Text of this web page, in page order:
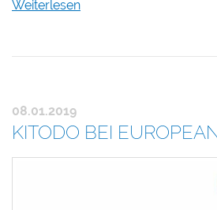
Weiterlesen
08.01.2019
KITODO BEI